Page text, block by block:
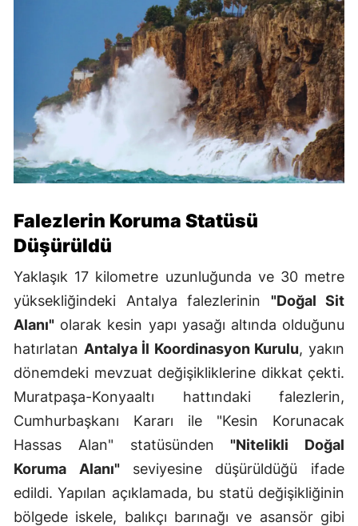
Falezlerin Koruma Statüsü
Düşürüldü
Yaklaşık 17 kilometre uzunluğunda ve 30 metre
yüksekliğindeki Antalya falezlerinin "Doğal Sit
Alanı" olarak kesin yapı yasağı altında olduğunu
hatırlatan Antalya İl Koordinasyon Kurulu, yakın
dönemdeki mevzuat değişikliklerine dikkat çekti.
Muratpaşa-Konyaaltı hattındaki falezlerin,
Cumhurbaşkanı Kararı ile "Kesin Korunacak
Hassas Alan" statüsünden"Nitelikli Doğal
Koruma Alanı" seviyesine düşürüldüğü ifade
edildi. Yapılan açıklamada, bu statü değişikliğinin
bölgede iskele, balıkçı barınağı ve asansör gibi